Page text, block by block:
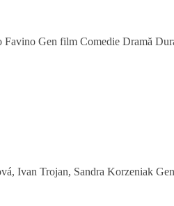
Gen film Comedie Dramă
Ivan Trojan, Sandra Korzeniak